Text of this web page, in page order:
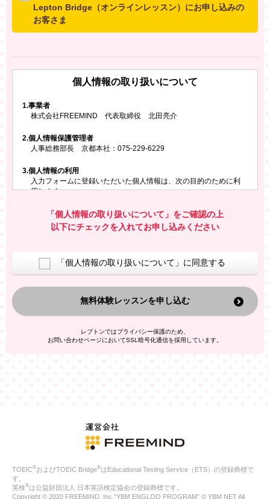
Lepton Bridge（オンラインレッスン）にお申し込みの
お客さま
いいたします。
※ご兄弟姉妹など複数でお申し込みの場合、お一人ず
所属施設名・会員番号またはクーポンコード
所属施設名
会員番号またはクーポンコード
個人情報の取り扱いについて
1.事業者
株式会社FREEMIND 代表取締役 北田亮介
2.個人情報保護管理者
人事総務部長 京都本社：075-229-6229
3.個人情報の利用
入力フォームに登録いただいた個人情報は、次の目的のために利
用します。
お問い合わせにお答えするため
レプトンのキャンペーンや新商品（新サービス）、新規開講教
室等をご案内するため
換した上で、広告・宣伝・販売促進活動に役立てること
上記の利用目的のために第三者へ提供すること
なお、この利用目的を超えた個人情報の取扱いは行いません。ま
た、これ以外の目的で個人情報を利用することはありません。
人情報を、本人が特定されないデータに不可逆変換した上で第三
者広告配信事業者においてマッチングを行い、その結果に基づい
ご本人の同意がある場合
法令に基づく場合
人の生命、身体または財産の保護のために必要がある場合であ
公衆衛生の向上または児童の健全な育成の推進のために特に必
合
「個人情報の取り扱いについて」をご確認の上
以下にチェックを入れてお申し込みください
「個人情報の取り扱いについて」に同意する
無料体験レッスンを申し込む
レプトンではプライバシー保護のため、
お問い合わせページにおいてSSL暗号化通信を採用しています。
TOEIC®およびTOEIC Bridge®はEducational Testing Service（ETS）の登録商標で
す。
英検®は公益財団法人 日本英語検定協会の登録商標です。
Copyright © 2020 FREEMIND, Inc.“YBM ENGLOO PROGRAM” © YBM NET All